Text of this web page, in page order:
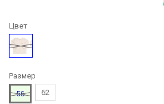
Цвет
Желтый
Размер
56
62